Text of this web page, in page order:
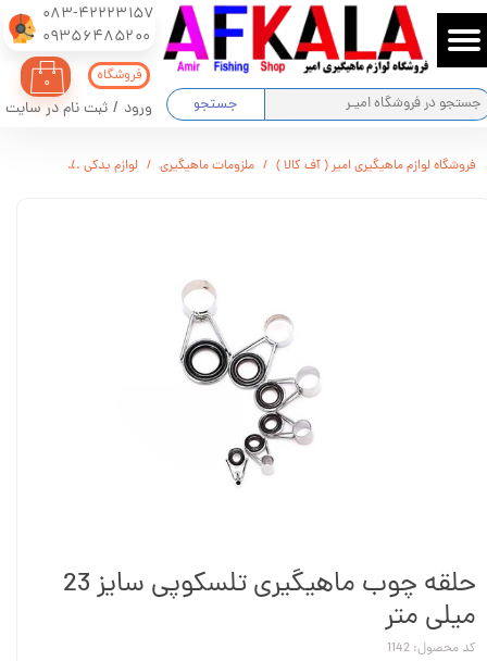
083-42223157
​​​​​​​09356485200
جستجو
۰
ورود / ثبت نام در سایت
حساب کاربری من
تغییر گذر واژه
فروشگاه
فروشگاه لوازم ماهیگیری امیر ( آف کالا ) ملزومات ماهیگیری لوازم یدکی
حلقه چوب ماهیگیری تلسکوپی سایز 23
میلی متر
کد محصول: 1142